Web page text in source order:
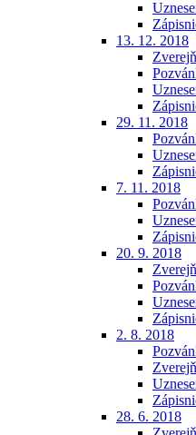
13. 12. 2018
29. 11. 2018
7. 11. 2018
20. 9. 2018
2. 8. 2018
28. 6. 2018